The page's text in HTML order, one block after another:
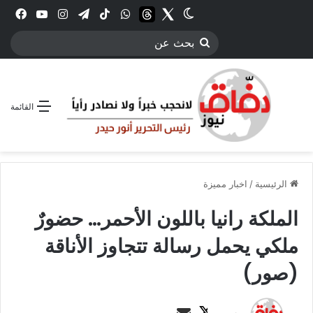
انستقرامتيلقرام‫TikTokواتسابthreadsTwitter
الوضع المظلم
بحث
القائمة
الرئيسية / اخبار مميزة
الملكة رانيا باللون الأحمر… حضورٌ
ملكي يحمل رسالة تتجاوز الأناقة
(صور)